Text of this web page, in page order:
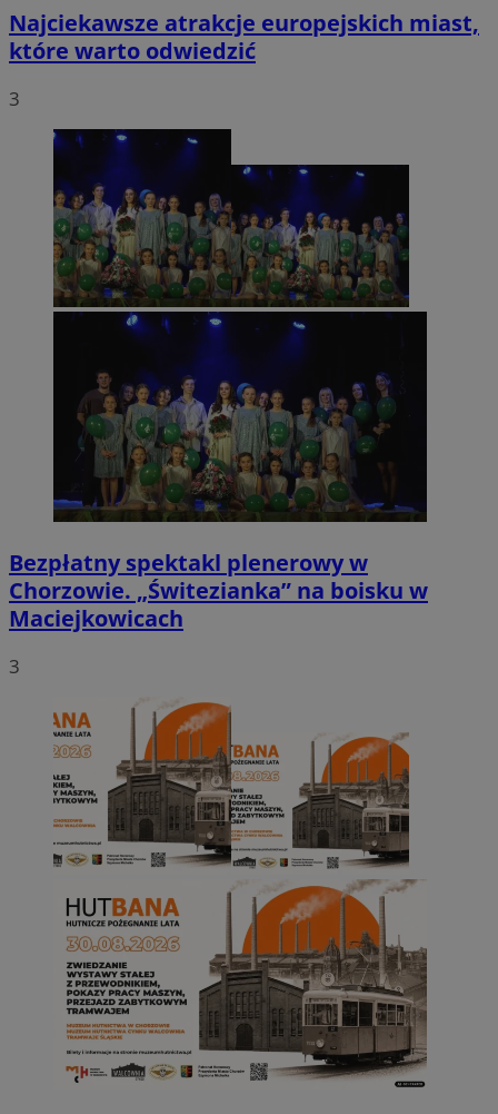
Najciekawsze atrakcje europejskich miast,
które warto odwiedzić
3
Bezpłatny spektakl plenerowy w
Chorzowie. „Świtezianka” na boisku w
Maciejkowicach
3